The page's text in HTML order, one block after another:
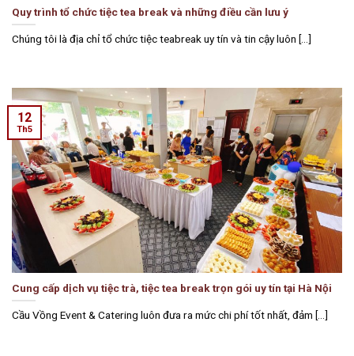
Quy trình tổ chức tiệc tea break và những điều cần lưu ý
Chúng tôi là địa chỉ tổ chức tiệc teabreak uy tín và tin cậy luôn [...]
Cung cấp dịch vụ tiệc trà, tiệc tea break trọn gói uy tín tại Hà Nội
Cầu Vồng Event & Catering luôn đưa ra mức chi phí tốt nhất, đảm [...]
12
Th5